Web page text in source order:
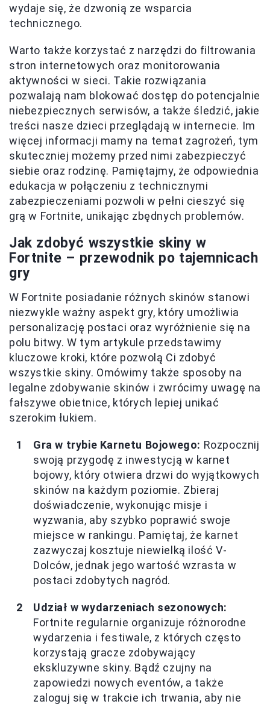
wydaje się, że dzwonią ze wsparcia
technicznego.
Warto także korzystać z narzędzi do filtrowania
stron internetowych oraz monitorowania
aktywności w sieci. Takie rozwiązania
pozwalają nam blokować dostęp do potencjalnie
niebezpiecznych serwisów, a także śledzić, jakie
treści nasze dzieci przeglądają w internecie. Im
więcej informacji mamy na temat zagrożeń, tym
skuteczniej możemy przed nimi zabezpieczyć
siebie oraz rodzinę. Pamiętajmy, że odpowiednia
edukacja w połączeniu z technicznymi
zabezpieczeniami pozwoli w pełni cieszyć się
grą w Fortnite, unikając zbędnych problemów.
Jak zdobyć wszystkie skiny w
Fortnite – przewodnik po tajemnicach
gry
W Fortnite posiadanie różnych skinów stanowi
niezwykle ważny aspekt gry, który umożliwia
personalizację postaci oraz wyróżnienie się na
polu bitwy. W tym artykule przedstawimy
kluczowe kroki, które pozwolą Ci zdobyć
wszystkie skiny. Omówimy także sposoby na
legalne zdobywanie skinów i zwrócimy uwagę na
fałszywe obietnice, których lepiej unikać
szerokim łukiem.
Gra w trybie Karnetu Bojowego: Rozpocznij
swoją przygodę z inwestycją w karnet
bojowy, który otwiera drzwi do wyjątkowych
skinów na każdym poziomie. Zbieraj
doświadczenie, wykonując misje i
wyzwania, aby szybko poprawić swoje
miejsce w rankingu. Pamiętaj, że karnet
zazwyczaj kosztuje niewielką ilość V-
Dolców, jednak jego wartość wzrasta w
postaci zdobytych nagród.
Udział w wydarzeniach sezonowych:
Fortnite regularnie organizuje różnorodne
wydarzenia i festiwale, z których często
korzystają gracze zdobywający
ekskluzywne skiny. Bądź czujny na
zapowiedzi nowych eventów, a także
zaloguj się w trakcie ich trwania, aby nie